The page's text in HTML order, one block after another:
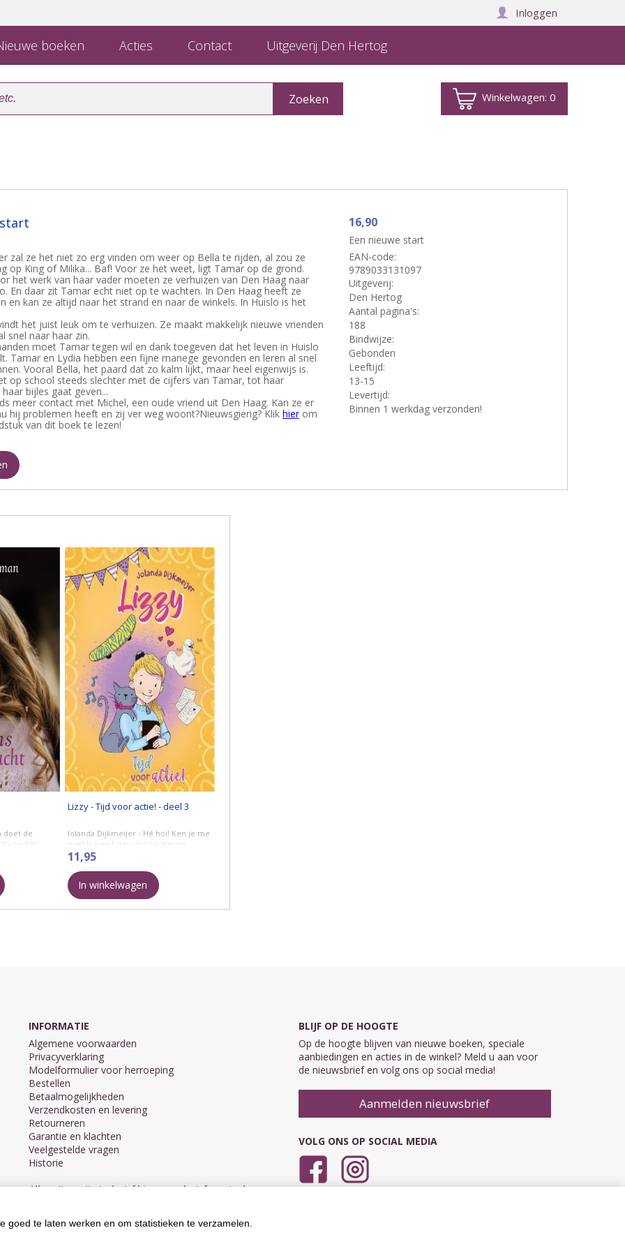
Inloggen
boeken Acties Contact Uitgeverij Den Hertog
Winkelwagen:0
zal ze het niet zo erg vinden om weer op Bella te rijden, al zou ze
op King of Milika... Baf! Voor ze het weet, ligt Tamar op de grond.
het werk van haar vader moeten ze verhuizen van Den Haag naar
En daar zit Tamar echt niet op te wachten. In Den Haag heeft ze
en kan ze altijd naar het strand en naar de winkels. In Huislo is het
het juist leuk om te verhuizen. Ze maakt makkelijk nieuwe vrienden
snel naar haar zin.
moet Tamar tegen wil en dank toegeven dat het leven in Huislo
Tamar en Lydia hebben een fijne manege gevonden en leren al snel
Vooral Bella, het paard dat zo kalm lijkt, maar heel eigenwijs is.
op school steeds slechter met de cijfers van Tamar, tot haar
bijles gaat geven...
meer contact met Michel, een oude vriend uit Den Haag. Kan ze er
hij problemen heeft en zij ver weg woont?Nieuwsgierig? Klik hierom
van dit boek te lezen!
16,90
Een nieuwe start
EAN-code:
9789033131097
Uitgeverij:
Den Hertog
Aantal pagina's:
188
Bindwijze:
Gebonden
Leeftijd:
13-15
Levertijd:
Binnen 1 werkdag verzonden!
doet de
op het
Ze
Als ze
Lizzy - Tijd voor actie! - deel 3
Jolanda Dijkmeijer - Hé hoi! Ken je me
nog? Ik ben Lizzy, dol op dieren
(vooral op zijdehoentjes), op mijn
allerliefste (en soms superirritante)
zus Laura, ...
11,95
In winkelwagen
INFORMATIE
Algemene voorwaarden
Privacyverklaring
Modelformulier voor herroeping
Bestellen
Betaalmogelijkheden
Verzendkosten en levering
Retourneren
Garantie en klachten
Veelgestelde vragen
Historie
Alle prijzen zijn inclusief btw en exclusief eventuele
BLIJF OP DE HOOGTE
Op de hoogte blijven van nieuwe boeken, speciale
aanbiedingen en acties in de winkel? Meld u aan voor
de nieuwsbrief en volg ons op social media!
Aanmelden nieuwsbrief
VOLG ONS OP SOCIAL MEDIA
goed te laten werken en om statistieken te verzamelen.